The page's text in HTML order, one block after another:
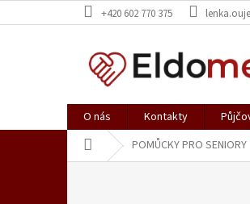
na
+420 602 770 375
O nás Kontakty
Domů POMŮCKY PRO SENIORY